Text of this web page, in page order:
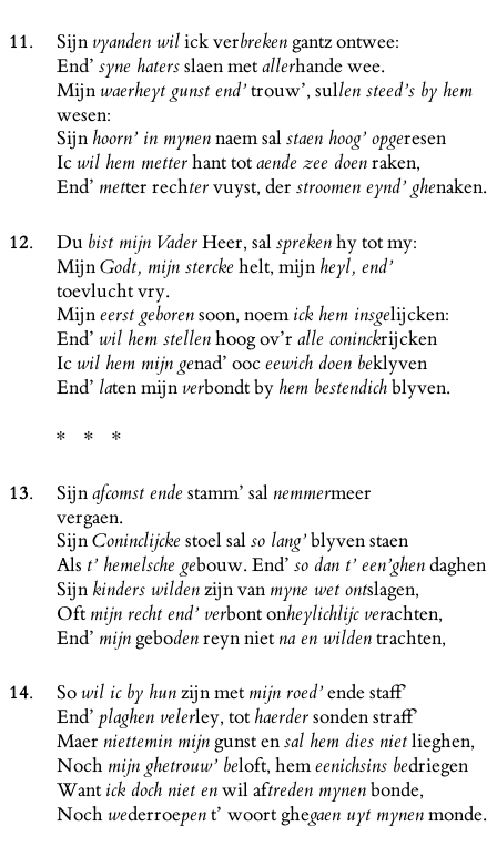
11. Sijnvyanden wil ick verbreken gantz ontwee:
End’syne haters slaen metallerhande wee.
Mijnwaerheyt gunst end’ trouw’, sullen steed’s by hem
wesen:
Sijn hoorn’ in mynen naem salstaen hoog’ opgeresen
Icwil hem metter hant totaende zee doen raken,
End’ metter rechter vuyst, derstroomen eynd’ ghenaken.
12. Du bist mijn Vader Heer, salspreken hy tot my:
MijnGodt, mijn stercke helt, mijn heyl, end’
toevlucht vry.
Mijneerst geboren soon, noem ick hem insgelijcken:
End’wil hem stellen hoog ov’ralle coninckrijcken
Icwil hem mijn genad’ ooceewich doen beklyven
End’ laten mijnverbondt by hem bestendich blyven.
13. Sijnafcomst ende stamm’ sal nemmermeer
vergaen.
SijnConinclijcke stoel salso lang’ blyven staen
Als t’ hemelsche gebouw. End’so dan t’ een’ghen daghen
Sijn kinders wilden zijn van myne wet ontslagen,
Oft mijn recht end’ verbont onheylichlijc verachten,
End’ mijn geboden reyn niet na en wilden trachten,
14. Sowil ic by hun zijn met mijn roed’ ende staff’
End’plaghen velerley, tot haerder sonden straff’
Maer niettemin mijn gunst ensal hem dies niet lieghen,
Noch mijn ghetrouw’ beloft, hemeenichsins bedriegen
Want ick doch niet en wil aftreden mynen bonde,
Nochwederroepen t’ woort ghegaen uyt mynen monde.